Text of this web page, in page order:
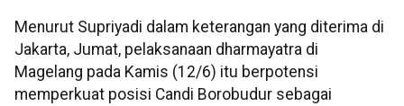
Menurut Supriyadi dalam keterangan yang diterima di
Jakarta, Jumat, pelaksanaan dharmayatra di
Magelang pada Kamis (12/6) itu berpotensi
memperkuat posisi Candi Borobudur sebagai